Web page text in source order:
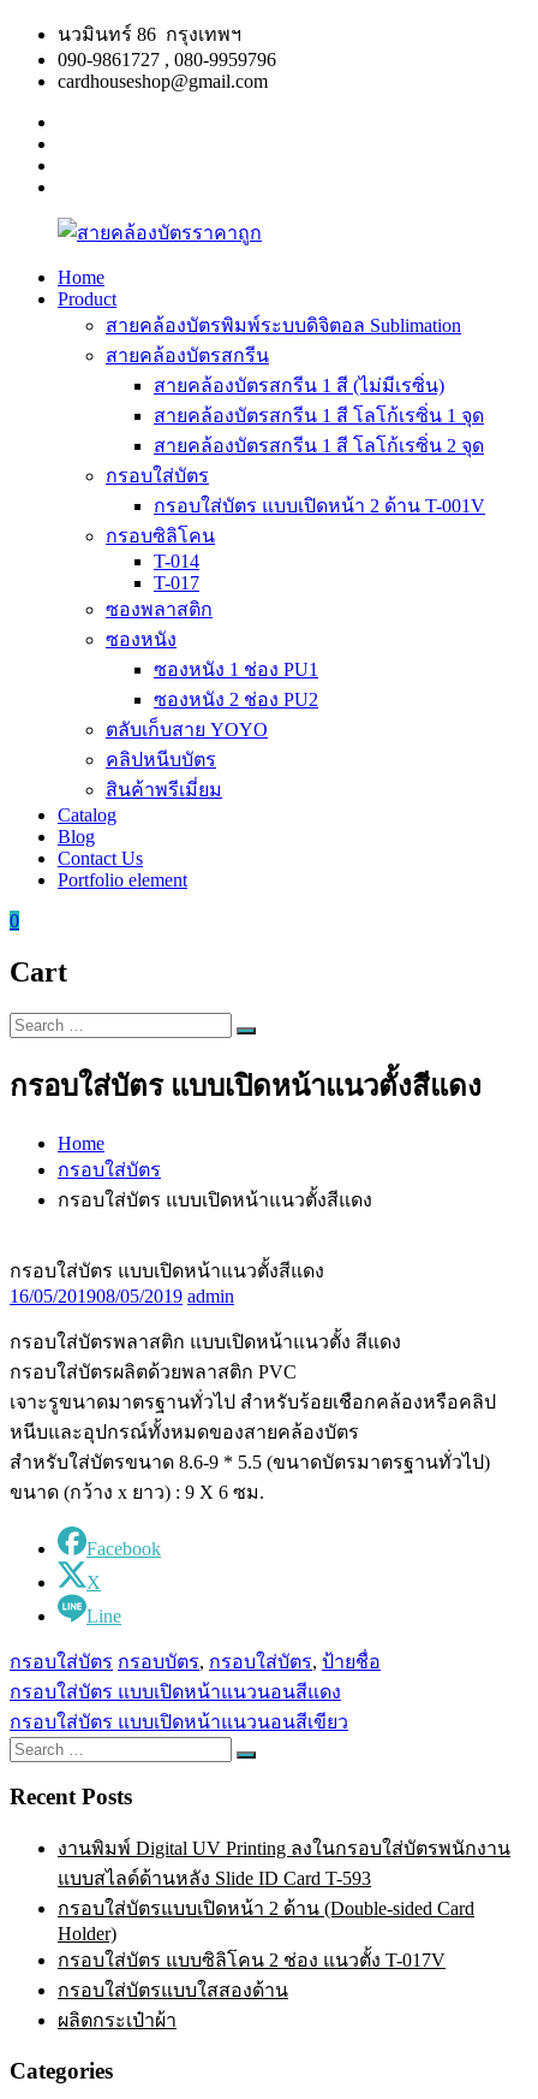
Skip
content
นวมินทร์ 86 กรุงเทพฯ
090-9861727 , 080-9959796
cardhouseshop@gmail.com
สาย
สินค้า
Home
Product
สายคล้องบัตรพิมพ์ระบบดิจิตอล Sublimation
สายคล้องบัตรสกรีน
สายคล้องบัตรสกรีน 1 สี (ไม่มีเรซิ่น)
สายคล้องบัตรสกรีน 1 สี โลโก้เรซิ่น 1 จุด
สายคล้องบัตรสกรีน 1 สี โลโก้เรซิ่น 2 จุด
กรอบใส่บัตร
กรอบใส่บัตร แบบเปิดหน้า 2 ด้าน T-001V
กรอบซิลิโคน
T-014
T-017
ซองพลาสติก
ซองหนัง
ซองหนัง 1 ช่อง PU1
ซองหนัง 2 ช่อง PU2
ตลับเก็บสาย YOYO
คลิปหนีบบัตร
สินค้าพรีเมี่ยม
Catalog
Blog
Contact Us
Portfolio element
0
Cart
Search
for:
Search
กรอบใส่บัตร แบบเปิดหน้าแนวตั้งสีแดง
Home
กรอบใส่บัตร
กรอบใส่บัตร แบบเปิดหน้าแนวตั้งสีแดง
กรอบใส่บัตร แบบเปิดหน้าแนวตั้งสีแดง
16/05/201908/05/2019 admin
กรอบใส่บัตรพลาสติก แบบเปิดหน้าแนวตั้ง สีแดง
กรอบใส่บัตรผลิตด้วยพลาสติก PVC
เจาะรูขนาดมาตรฐานทั่วไป สำหรับร้อยเชือกคล้องหรือคลิป
หนีบและอุปกรณ์ทั้งหมดของสายคล้องบัตร
สำหรับใส่บัตรขนาด 8.6-9 * 5.5 (ขนาดบัตรมาตรฐานทั่วไป)
ขนาด (กว้าง x ยาว) : 9 X 6 ซม.
Facebook
X
Line
กรอบใส่บัตร กรอบบัตร, กรอบใส่บัตร, ป้ายชื่อ
Post
navigation
กรอบใส่บัตร แบบเปิดหน้าแนวนอนสีแดง
กรอบใส่บัตร แบบเปิดหน้าแนวนอนสีเขียว
Search
for:
Search
Recent Posts
งานพิมพ์ Digital UV Printing ลงในกรอบใส่บัตรพนักงาน
แบบสไลด์ด้านหลัง Slide ID Card T-593
กรอบใส่บัตรแบบเปิดหน้า 2 ด้าน (Double-sided Card
Holder)
กรอบใส่บัตร แบบซิลิโคน 2 ช่อง แนวตั้ง T-017V
กรอบใส่บัตรแบบใสสองด้าน
ผลิตกระเป๋าผ้า
Categories